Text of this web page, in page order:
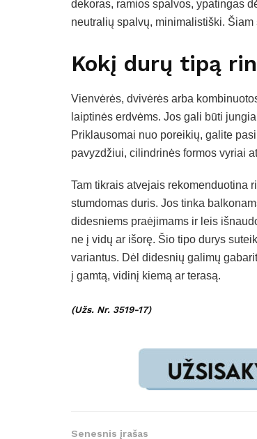
dekoras, ramios spalvos, ypatingas
neutralių spalvų, minimalistiški.
Kokį durų tipą
Vienvėrės, dvivėrės arba
laiptinės erdvėms. Jos gali būti
Priklausomai nuo poreikių, galite
pavyzdžiui, cilindrinės formos vyriai
Tam tikrais atvejais rekomenduotina
stumdomas duris. Jos tinka
didesniems praėjimams ir leis
ne į vidų ar išorę. Šio tipo durys
variantus. Dėl didesnių galimų
į gamtą, vidinį kiemą ar terasą.
(Užs. Nr. 3519-17)
Senesnis įrašas